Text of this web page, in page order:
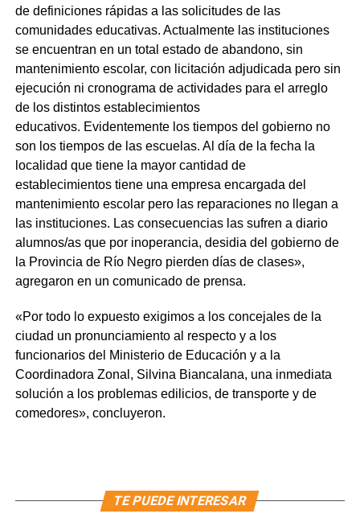
de definiciones rápidas a las solicitudes de las
comunidades educativas. Actualmente las instituciones
se encuentran en un total estado de abandono, sin
mantenimiento escolar, con licitación adjudicada pero sin
ejecución ni cronograma de actividades para el arreglo
de los distintos establecimientos
educativos. Evidentemente los tiempos del gobierno no
son los tiempos de las escuelas. Al día de la fecha la
localidad que tiene la mayor cantidad de
establecimientos tiene una empresa encargada del
mantenimiento escolar pero las reparaciones no llegan a
las instituciones. Las consecuencias las sufren a diario
alumnos/as que por inoperancia, desidia del gobierno de
la Provincia de Río Negro pierden días de clases»,
agregaron en un comunicado de prensa.
«Por todo lo expuesto exigimos a los concejales de la
ciudad un pronunciamiento al respecto y a los
funcionarios del Ministerio de Educación y a la
Coordinadora Zonal, Silvina Biancalana, una inmediata
solución a los problemas edilicios, de transporte y de
comedores», concluyeron.
TE PUEDE INTERESAR